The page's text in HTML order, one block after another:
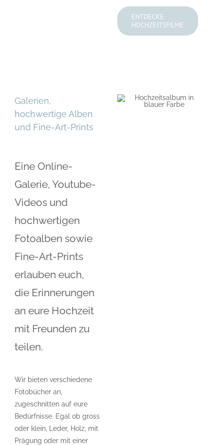
ENTDECKE
HOCHZEITSFILME
Galerien,
hochwertige Alben
und Fine-Art-Prints
Eine Online-
Galerie, Youtube-
Videos und
hochwertigen
Fotoalben sowie
Fine-Art-Prints
erlauben euch,
die Erinnerungen
an eure Hochzeit
mit Freunden zu
teilen.
Wir bieten verschiedene
Fotobücher an,
zugeschnitten auf eure
Bedürfnisse. Egal ob gross
oder klein, Leder, Holz, mit
Prägung oder mit einer